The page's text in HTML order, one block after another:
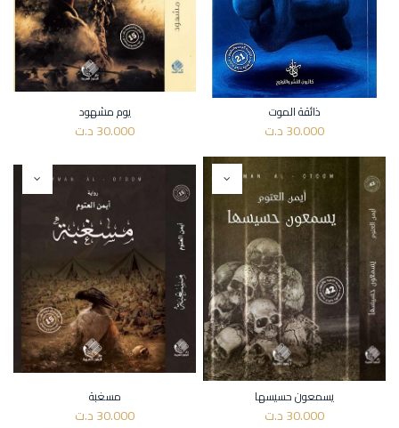
ذائقة الموت
30.000د.ت
يوم مشهود
30.000د.ت
يسمعون حسيسها
30.000د.ت
مسغبة
30.000د.ت